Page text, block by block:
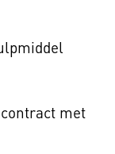
met